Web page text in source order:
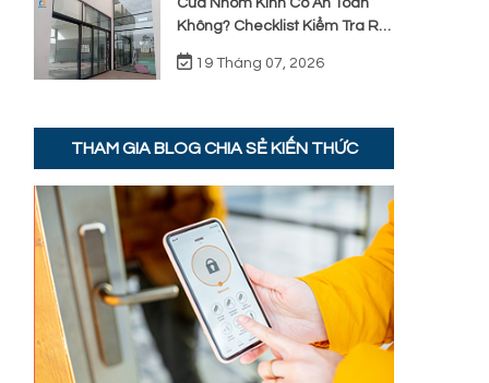
Cửa Nhôm Kính Có An Toàn
Không? Checklist Kiểm Tra Rủi
Ro Cho Chủ Nhà
19 Tháng 07, 2026
THAM GIA BLOG CHIA SẺ KIẾN THỨC